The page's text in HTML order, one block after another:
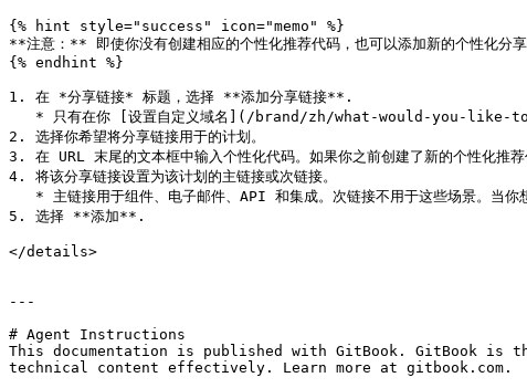
{% hint style="success" icon="memo" %}
**注意：** 即使你没有创建相应的个性化推荐代码，也可以添加新的个性化分享
{% endhint %}
1. 在 *分享链接* 标题，选择 **添加分享链接**.
2. 选择你希望将分享链接用于的计划。
3. 在 URL 末尾的文本框中输入个性化代码。如果你之前创建了新的个性化推荐
4. 将该分享链接设置为该计划的主链接或次链接。
5. 选择 **添加**.
</details>
---
# Agent Instructions
This documentation is published with GitBook. GitBook is
technical content effectively. Learn more at gitbook.com.